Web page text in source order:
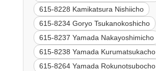
615-8228 Kamikatsura Nishiicho
615-8234 Goryo Tsukanokoshicho
615-8237 Yamada Nakayoshimicho
615-8238 Yamada Kurumatsukacho
615-8264 Yamada Rokunotsubocho